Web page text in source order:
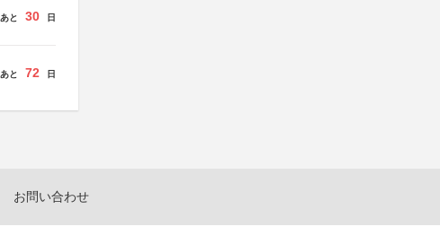
あと 30 日
あと 72 日
お問い合わせ